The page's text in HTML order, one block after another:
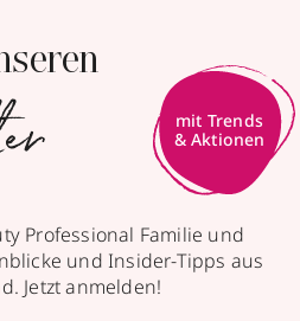
mit Trends
& Aktionen
Professional Familie und
und Insider-Tipps aus
Jetzt anmelden!